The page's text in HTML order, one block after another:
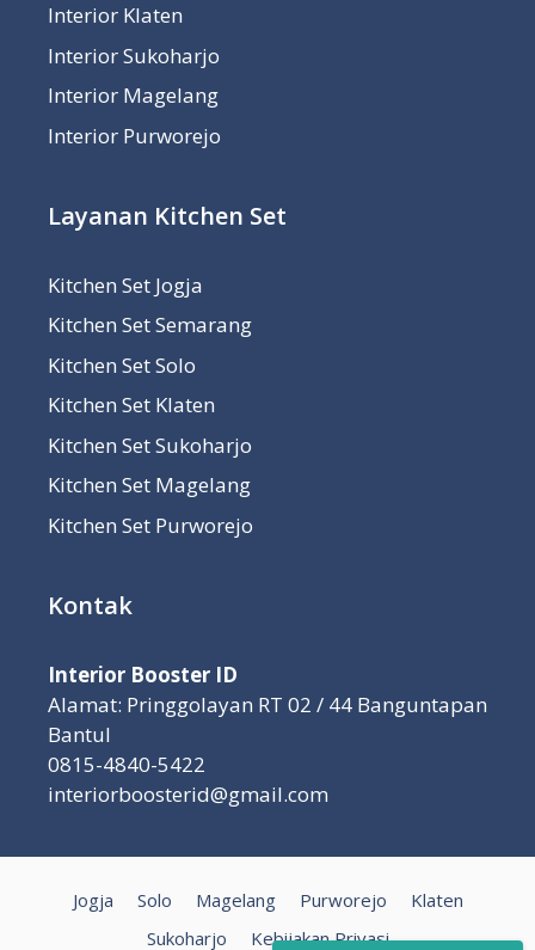
Interior Klaten
Interior Sukoharjo
Interior Magelang
Interior Purworejo
Layanan Kitchen Set
Kitchen Set Jogja
Kitchen Set Semarang
Kitchen Set Solo
Kitchen Set Klaten
Kitchen Set Sukoharjo
Kitchen Set Magelang
Kitchen Set Purworejo
Kontak
Interior Booster ID
Alamat: Pringgolayan RT 02 / 44 Banguntapan
Bantul
0815-4840-5422
interiorboosterid@gmail.com
Jogja Solo Magelang Purworejo
Klaten
Sukoharjo
Kebijakan Privasi